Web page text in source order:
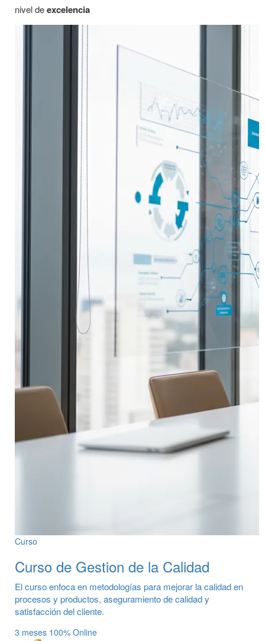
nivel deexcelencia
Curso
Curso de Gestion de la Calidad
El curso enfoca en metodologías para mejorar la calidad en
procesos y productos, aseguramiento de calidad y
satisfacción del cliente.
3 meses 100% Online